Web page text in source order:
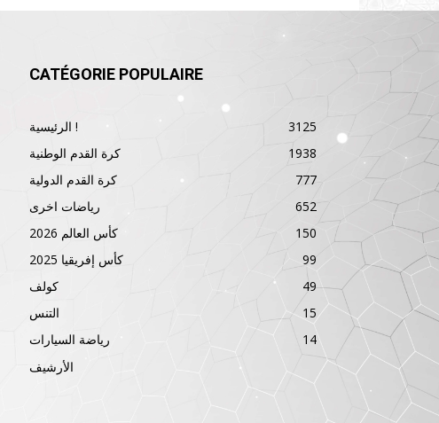
CATÉGORIE POPULAIRE
الرئيسية !
3125
كرة القدم الوطنية
1938
كرة القدم الدولية
777
رياضات اخرى
652
كأس العالم 2026
150
كأس إفريقيا 2025
99
كولف
49
التنس
15
رياضة السيارات
14
الأرشيف